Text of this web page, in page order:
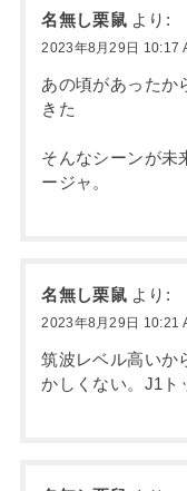
名無し栗鼠 より:
2023年8月29日 10:17
あの頃があったか
きた
そんなシーンが未
ージャ。
名無し栗鼠 より:
2023年8月29日 10:21
筑波レベル高いか
かしくない。J1ト